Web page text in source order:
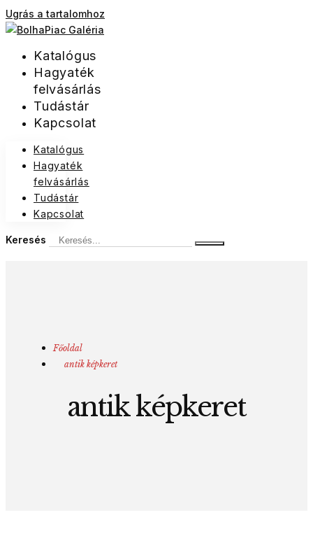
Ugrás a tartalomhoz
Katalógus
Hagyaték
felvásárlás
Tudástár
Kapcsolat
Katalógus
Hagyaték
felvásárlás
Tudástár
Kapcsolat
Keresés
Főoldal
antik képkeret
antik képkeret